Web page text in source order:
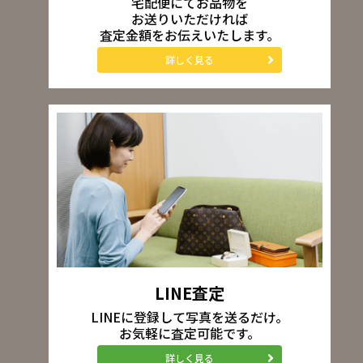
お送りいただければ
査定金額をお伝えいたします。
詳しく見る
LINE査定
LINEに登録して写真を送るだけ。
お気軽に査定可能です。
詳しく見る